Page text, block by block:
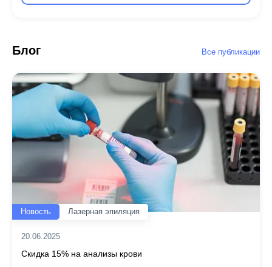
Блог Все публикации
Новость Лазерная эпиляция
20.06.2025
Скидка 15% на анализы крови